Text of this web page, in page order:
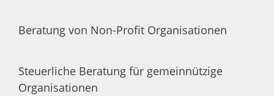
Beratung von Non-Profit Organisationen
Steuerliche Beratung für gemeinnützige
Organisationen